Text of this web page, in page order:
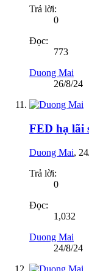
Trả lời:
0
Đọc:
773
Duong Mai
26/8/24
FED hạ lãi
Duong Mai,
Trả lời:
0
Đọc:
1,032
Duong Mai
24/8/24